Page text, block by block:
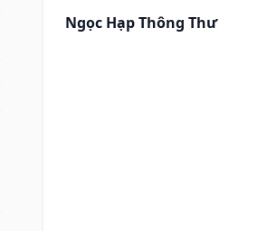
Ngọc Hạp Thông Thư